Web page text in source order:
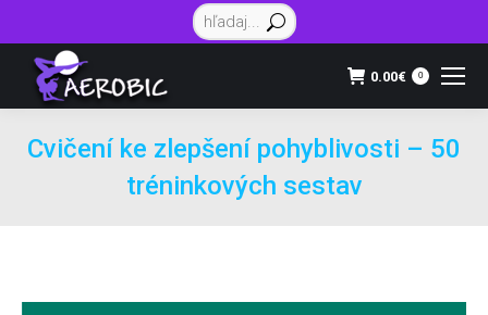
Vyhľadávanie:
0.00€ 0
Cvičení ke zlepšení pohyblivosti – 50
tréninkových sestav